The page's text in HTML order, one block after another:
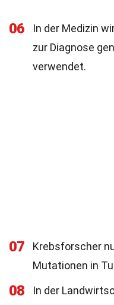
06
In der Medizin
zur Diagnose
verwendet.
07
Krebsforscher
Mutationen in
08
In der